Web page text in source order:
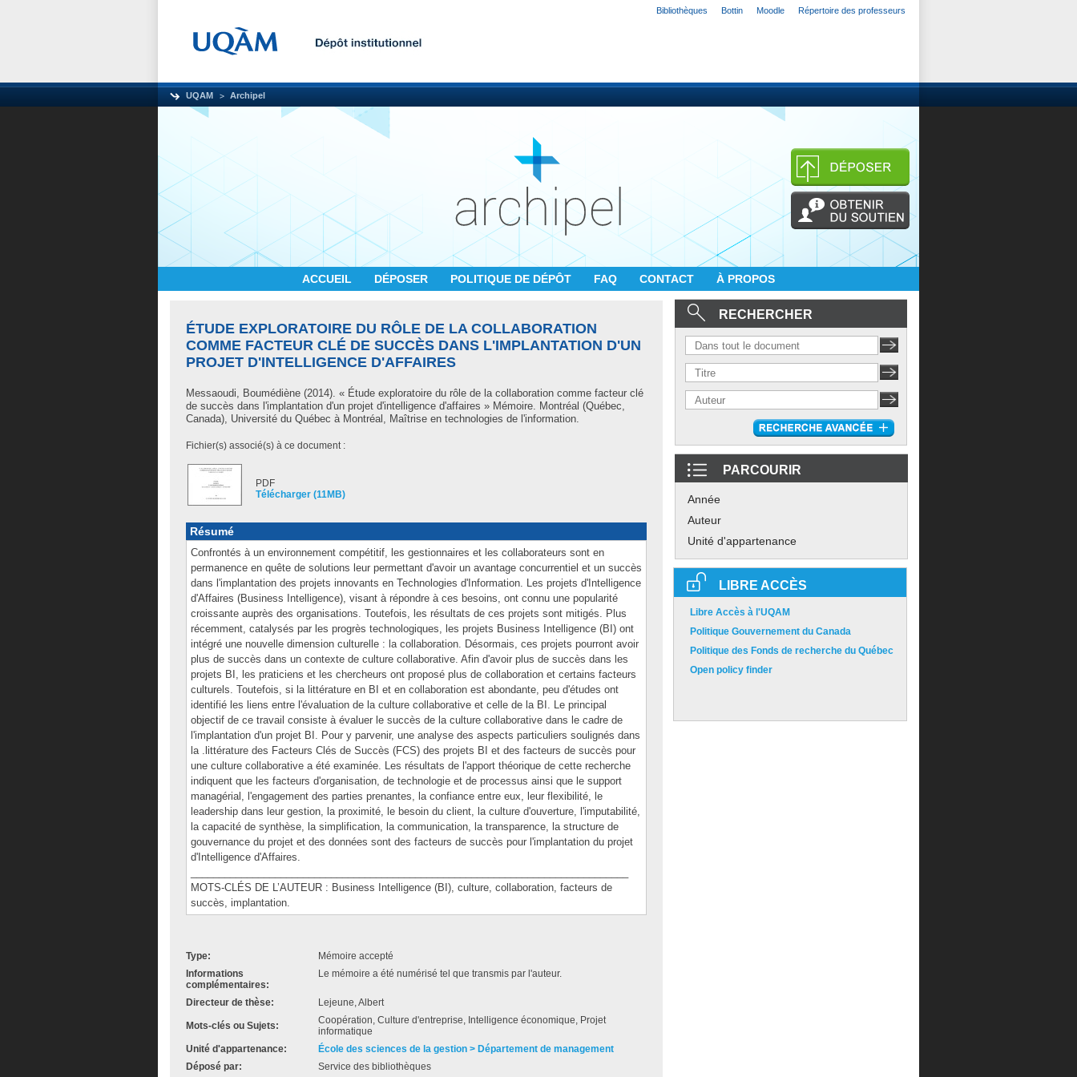
Bibliothèques Bottin Moodle Répertoire des professeurs
UQAM Archipel
ACCUEIL DÉPOSER POLITIQUE DE DÉPÔT FAQ CONTACT À PROPOS
ÉTUDE EXPLORATOIRE DU RÔLE DE LA COLLABORATION
COMME FACTEUR CLÉ DE SUCCÈS DANS L'IMPLANTATION D'UN
PROJET D'INTELLIGENCE D'AFFAIRES
Messaoudi, Boumédiène (2014). « Étude exploratoire du rôle de la collaboration comme facteur clé
de succès dans l'implantation d'un projet d'intelligence d'affaires » Mémoire. Montréal (Québec,
Canada), Université du Québec à Montréal, Maîtrise en technologies de l'information.
Fichier(s) associé(s) à ce document :
PDF
Télécharger (11MB)
Résumé
Confrontés à un environnement compétitif, les gestionnaires et les collaborateurs sont en
permanence en quête de solutions leur permettant d'avoir un avantage concurrentiel et un succès
dans l'implantation des projets innovants en Technologies d'Information. Les projets d'Intelligence
d'Affaires (Business Intelligence), visant à répondre à ces besoins, ont connu une popularité
croissante auprès des organisations. Toutefois, les résultats de ces projets sont mitigés. Plus
récemment, catalysés par les progrès technologiques, les projets Business Intelligence (BI) ont
intégré une nouvelle dimension culturelle : la collaboration. Désormais, ces projets pourront avoir
plus de succès dans un contexte de culture collaborative. Afin d'avoir plus de succès dans les
projets BI, les praticiens et les chercheurs ont proposé plus de collaboration et certains facteurs
culturels. Toutefois, si la littérature en BI et en collaboration est abondante, peu d'études ont
identifié les liens entre l'évaluation de la culture collaborative et celle de la BI. Le principal
objectif de ce travail consiste à évaluer le succès de la culture collaborative dans le cadre de
l'implantation d'un projet BI. Pour y parvenir, une analyse des aspects particuliers soulignés dans
la .littérature des Facteurs Clés de Succès (FCS) des projets BI et des facteurs de succès pour
une culture collaborative a été examinée. Les résultats de l'apport théorique de cette recherche
indiquent que les facteurs d'organisation, de technologie et de processus ainsi que le support
managérial, l'engagement des parties prenantes, la confiance entre eux, leur flexibilité, le
leadership dans leur gestion, la proximité, le besoin du client, la culture d'ouverture, l'imputabilité,
la capacité de synthèse, la simplification, la communication, la transparence, la structure de
gouvernance du projet et des données sont des facteurs de succès pour l'implantation du projet
d'Intelligence d'Affaires.
MOTS-CLÉS DE L’AUTEUR : Business Intelligence (BI), culture, collaboration, facteurs de
succès, implantation.
Type:
Mémoire accepté
Informations
complémentaires:
Le mémoire a été numérisé tel que transmis par l'auteur.
Directeur de thèse: Lejeune, Albert
Mots-clés ou Sujets:
Coopération, Culture d'entreprise, Intelligence économique, Projet
informatique
Unité d'appartenance:
École des sciences de la gestion > Département de management
Déposé par:
Service des bibliothèques
RECHERCHER
PARCOURIR
Année
Auteur
Unité d'appartenance
LIBRE ACCÈS
Libre Accès à l'UQAM
Politique Gouvernement du Canada
Politique des Fonds de recherche du Québec
Open policy finder